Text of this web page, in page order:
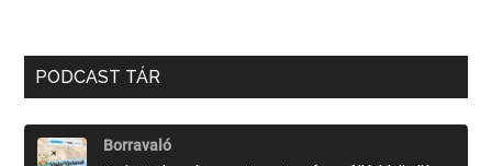
PODCAST TÁR
Borravaló